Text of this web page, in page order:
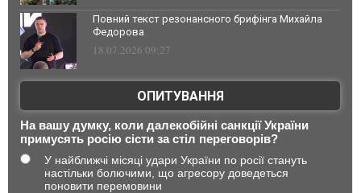
Повний текст резонансного брифінга Михайла
Федорова
18.07.2026 09:27
ОПИТУВАННЯ
На вашу думку, коли далекобійні санкції України
примусять росію сісти за стіл переговорів?
У найближчі місяці удари України по росії стануть
настільки болючими, що агресору доведеться
поновити перемовини